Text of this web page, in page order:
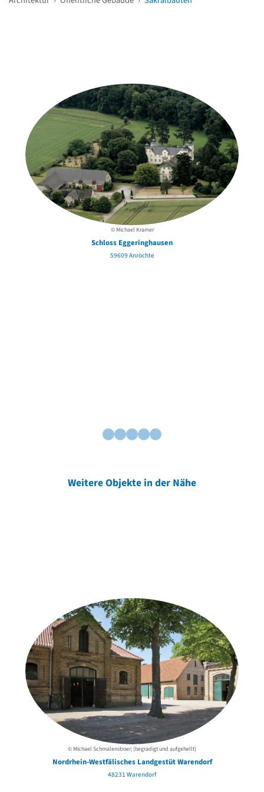
© Michael Kramer
Schloss Eggeringhausen
59609 Anröchte
Weitere Objekte in der Nähe
© Michael Schmalenstroer; (begradigt und aufgehellt)
Nordrhein-Westfälisches Landgestüt Warendorf
48231 Warendorf